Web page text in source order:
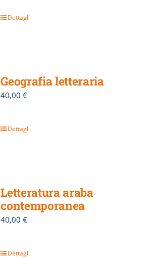
Dettagli
Geografia letteraria
40,00€
Dettagli
Letteratura araba
contemporanea
40,00€
Dettagli